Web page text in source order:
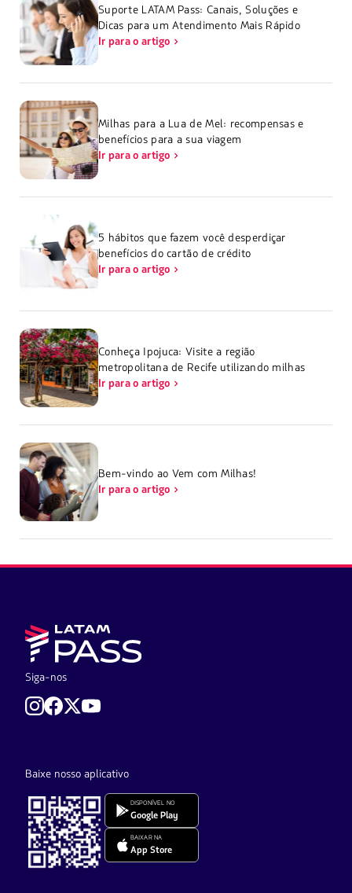
Suporte LATAM Pass: Canais, Soluções e
Dicas para um Atendimento Mais Rápido
Ir para o artigo
Milhas para a Lua de Mel: recompensas e
benefícios para a sua viagem
Ir para o artigo
5 hábitos que fazem você desperdiçar
benefícios do cartão de crédito
Ir para o artigo
Conheça Ipojuca: Visite a região
metropolitana de Recife utilizando milhas
Ir para o artigo
Bem-vindo ao Vem com Milhas!
Ir para o artigo
Siga-nos
Baixe nosso aplicativo
DISPONÍVEL NO
Google Play
BAIXAR NA
App Store